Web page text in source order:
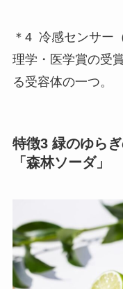
＊4 冷感センサー
理学・医学賞の受
る受容体の一つ。
特徴3 緑のゆら
「森林ソーダ」